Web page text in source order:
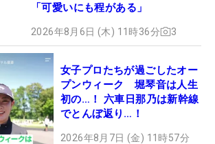
「可愛いにも程がある」
2026年8月6日 (木) 11時36分 3
女子プロたちが過ごしたオー
プンウィーク 堀琴音は人生
初の…！ 六車日那乃は新幹線
でとんぼ返り…！
2026年8月7日 (金) 11時57分